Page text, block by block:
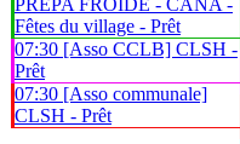
Fêtes du village - Prêt
07:30 [Asso CCLB] CLSH -
Prêt
07:30 [Asso communale]
CLSH - Prêt